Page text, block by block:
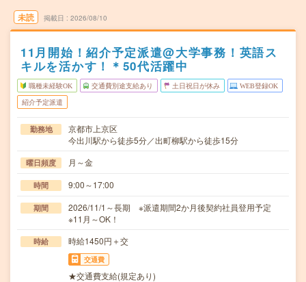
未読 掲載日 2026/08/10
11月開始！紹介予定派遣@大学事務！英語ス
キルを活かす！＊50代活躍中
職種未経験OK 交通費別途支給あり 土日祝日が休み WEB登録OK
紹介予定派遣
勤務地
京都市上京区
今出川駅から徒歩5分／出町柳駅から徒歩15分
曜日頻度 月～金
時間 9:00～17:00
期間
2026/11/1～長期 ※派遣期間2か月後契約社員登用予定
※11月～OK！
時給 時給1450円＋交
交通費
★交通費支給(規定あり)